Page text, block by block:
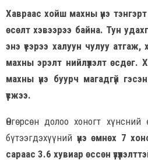
Хавраас хойш махны үнэ
өсөлт хэвээрээ байна. Тун
энэ үеэрээ халуун чулуу
махны эрэлт нийлүүлэлт өсдөг.
махны үнэ буурч магадгүй
үүсжээ.
Өнгөрсөн долоо хоногт хүнсний
бүтээгдэхүүний үнэ өмнөх 7
сараас 3.6 хувиар өссөн